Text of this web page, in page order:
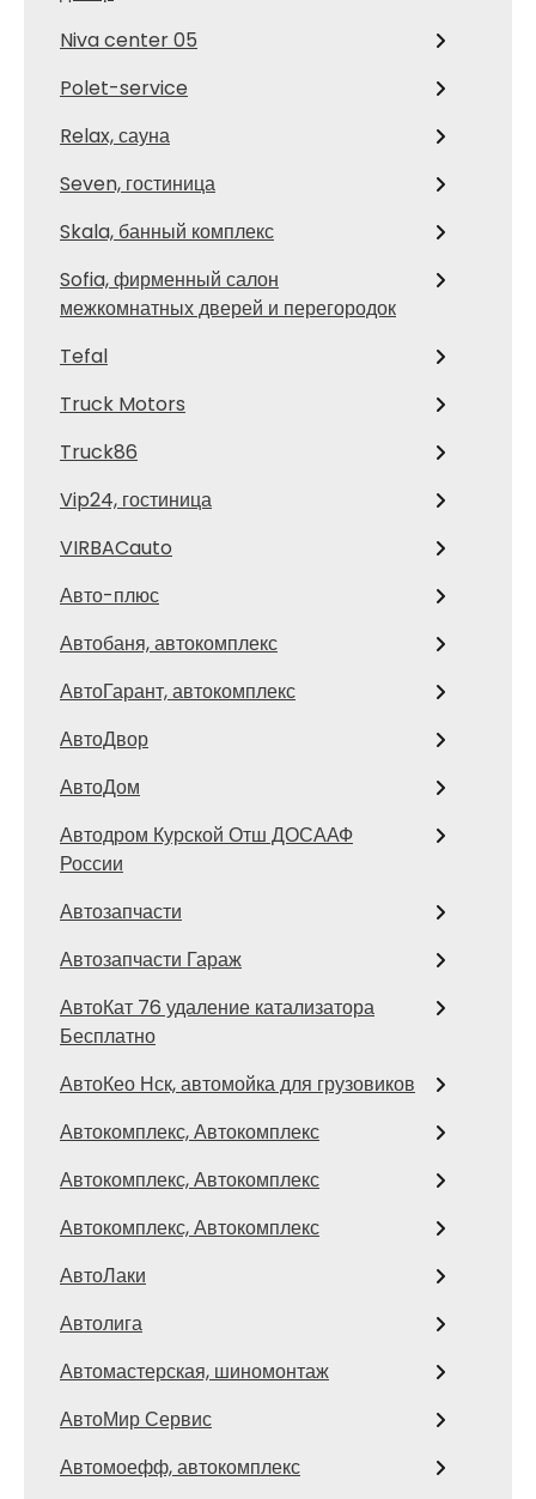
Niva center 05
Polet-service
Relax, сауна
Seven, гостиница
Skala, банный комплекс
Sofia, фирменный салон
межкомнатных дверей и перегородок
Tefal
Truck Motors
Truck86
Vip24, гостиница
VIRBACauto
Авто-плюс
Автобаня, автокомплекс
АвтоГарант, автокомплекс
АвтоДвор
АвтоДом
Автодром Курской Отш ДОСААФ
России
Автозапчасти
Автозапчасти Гараж
АвтоКат 76 удаление катализатора
Бесплатно
АвтоКео Нск, автомойка для грузовиков
Автокомплекс, Автокомплекс
Автокомплекс, Автокомплекс
Автокомплекс, Автокомплекс
АвтоЛаки
Автолига
Автомастерская, шиномонтаж
АвтоМир Сервис
Автомоефф, автокомплекс